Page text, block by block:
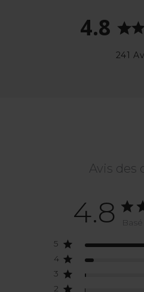
4.8
241
Avis des
4.8
Basé
5
4
3
2